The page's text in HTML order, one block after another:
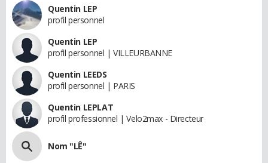
Quentin LEP
profil personnel
Quentin LEP
profil personnel | VILLEURBANNE
Quentin LEEDS
profil personnel | PARIS
Quentin LEPLAT
profil professionnel | Velo2max - Directeur
Nom "LÊ"